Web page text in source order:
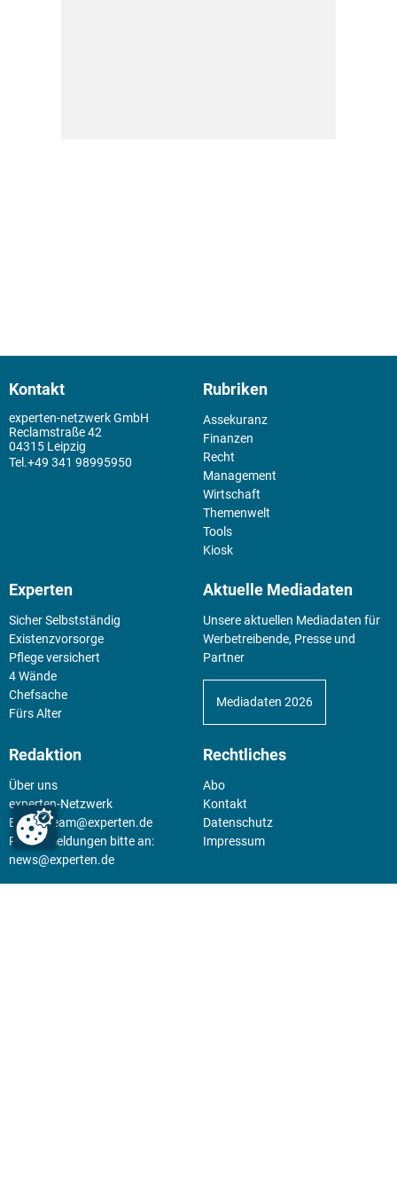
Kontakt
experten-netzwerk GmbH
Reclamstraße 42
04315 Leipzig
+49 341 98995950
Rubriken
Assekuranz
Finanzen
Recht
Management
Wirtschaft
Themenwelt
Tools
Kiosk
Experten
Sicher Selbstständig
Existenz­vorsorge
Pflege versichert
4 Wände
Chefsache
Fürs Alter
Aktuelle Mediadaten
Unsere aktuellen Mediadaten für
Werbetreibende, Presse und
Partner
Mediadaten 2026
Redaktion
Über uns
experten-Netzwerk
E-Mail:team@experten.de
Pressemeldungen bitte an:
news@experten.de
Rechtliches
Abo
Kontakt
Datenschutz
Impressum